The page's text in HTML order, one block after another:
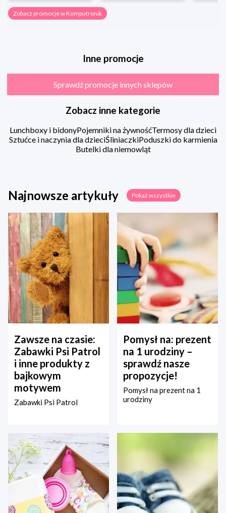
Zobacz promocje w Komputronik
Inne promocje
Sprawdź promocje innych sklepów
Zobacz inne kategorie
Lunchboxy i bidonyPojemniki na żywnośćTermosy dla dzieci
Sztućce i naczynia dla dzieciŚliniaczkiPoduszki do karmienia
Butelki dla niemowląt
Najnowsze artykuły Pokaż wszystkie
Zawsze na czasie:
Zabawki Psi Patrol
i inne produkty z
bajkowym
motywem
Zabawki Psi Patrol
Pomysł na: prezent
na 1 urodziny –
sprawdź nasze
propozycje!
Pomysł na prezent na 1
urodziny